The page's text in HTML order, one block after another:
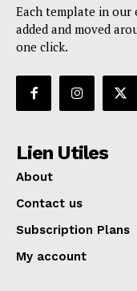
Each template in our
added and moved
one click.
Lien Utiles
About
Contact us
Subscription Plans
My account